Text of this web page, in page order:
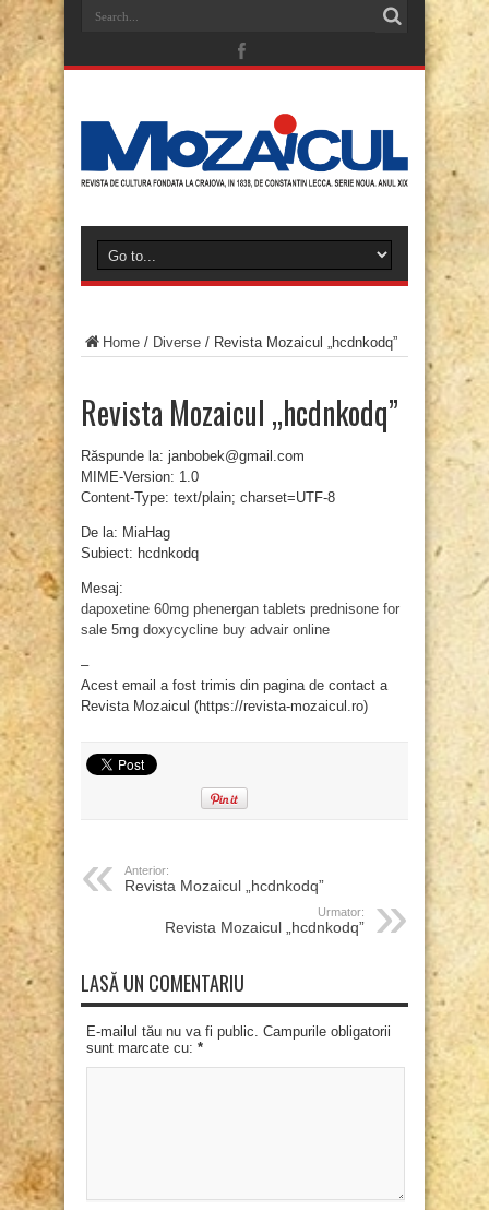
Home / Diverse / Revista Mozaicul „hcdnkodq”
Revista Mozaicul „hcdnkodq”
Răspunde la: janbobek@gmail.com
MIME-Version: 1.0
Content-Type: text/plain; charset=UTF-8
De la: MiaHag
Subiect: hcdnkodq
Mesaj:
dapoxetine 60mg phenergan tablets prednisone for
sale 5mg doxycycline buy advair online
–
Acest email a fost trimis din pagina de contact a
Revista Mozaicul (https://revista-mozaicul.ro)
Anterior:
Revista Mozaicul „hcdnkodq”
Urmator:
Revista Mozaicul „hcdnkodq”
LASĂ UN COMENTARIU
E-mailul tău nu va fi public. Campurile obligatorii
sunt marcate cu: *